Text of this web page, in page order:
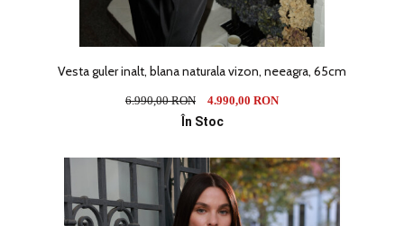
Vesta guler inalt, blana naturala vizon, neeagra, 65cm
6.990,00 RON 4.990,00 RON
În Stoc